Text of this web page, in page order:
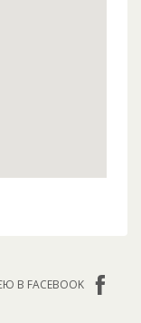
В FACEBOOK